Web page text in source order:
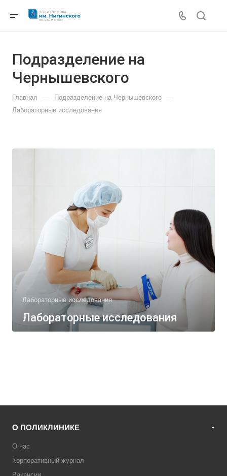
Подразделение на
Чернышевского
Главная — Подразделение на Чернышевского —
Лабораторные исследования
Лабораторные исследования
Лабораторные исследования
О ПОЛИКЛИНИКЕ
О нас
Корпоративный журнал